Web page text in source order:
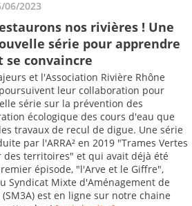
06/2023
nos rivières ! Une
série pour apprendre
se convaincre
et l'Association Rivière Rhône
poursuivent leur collaboration pour
série sur la prévention des
écologique des cours d'eau que
travaux de recul de digue. Une série
par l'ARRA² en 2019 "Trames Vertes
territoires" et qui avait déjà été
épisode, "l'Arve et le Giffre",
Syndicat Mixte d'Aménagement de
est en ligne sur notre chaine